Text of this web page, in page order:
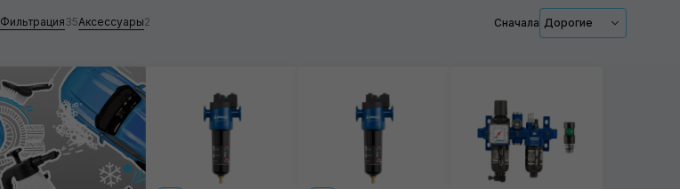
Фильтрация
Аксессуары
Применить
Фильтрация35Аксессуары2 Сначала Дорогие